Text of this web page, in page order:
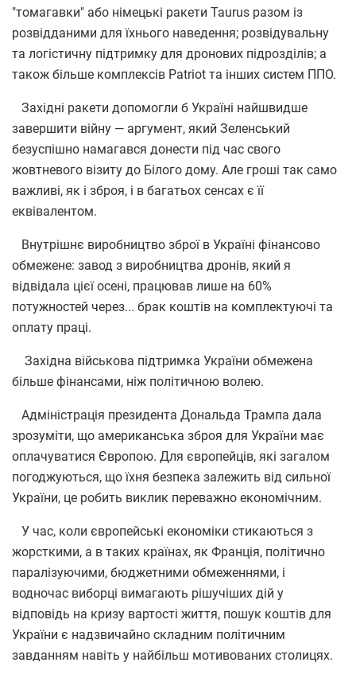
"томагавки" або німецькі ракети Taurus разом із
розвідданими для їхнього наведення; розвідувальну
та логістичну підтримку для дронових підрозділів; а
також більше комплексів Patriot та інших систем ППО.
Західні ракети допомогли б Україні найшвидше
завершити війну — аргумент, який Зеленський
безуспішно намагався донести під час свого
жовтневого візиту до Білого дому. Але гроші так само
важливі, як і зброя, і в багатьох сенсах є її
еквівалентом.
Внутрішнє виробництво зброї в Україні фінансово
обмежене: завод з виробництва дронів, який я
відвідала цієї осені, працював лише на 60%
потужностей через... брак коштів на комплектуючі та
оплату праці.
Західна військова підтримка України обмежена
більше фінансами, ніж політичною волею.
Адміністрація президента Дональда Трампа дала
зрозуміти, що американська зброя для України має
оплачуватися Європою. Для європейців, які загалом
погоджуються, що їхня безпека залежить від сильної
України, це робить виклик переважно економічним.
У час, коли європейські економіки стикаються з
жорсткими, а в таких країнах, як Франція, політично
паралізуючими, бюджетними обмеженнями, і
водночас виборці вимагають рішучіших дій у
відповідь на кризу вартості життя, пошук коштів для
України є надзвичайно складним політичним
завданням навіть у найбільш мотивованих столицях.